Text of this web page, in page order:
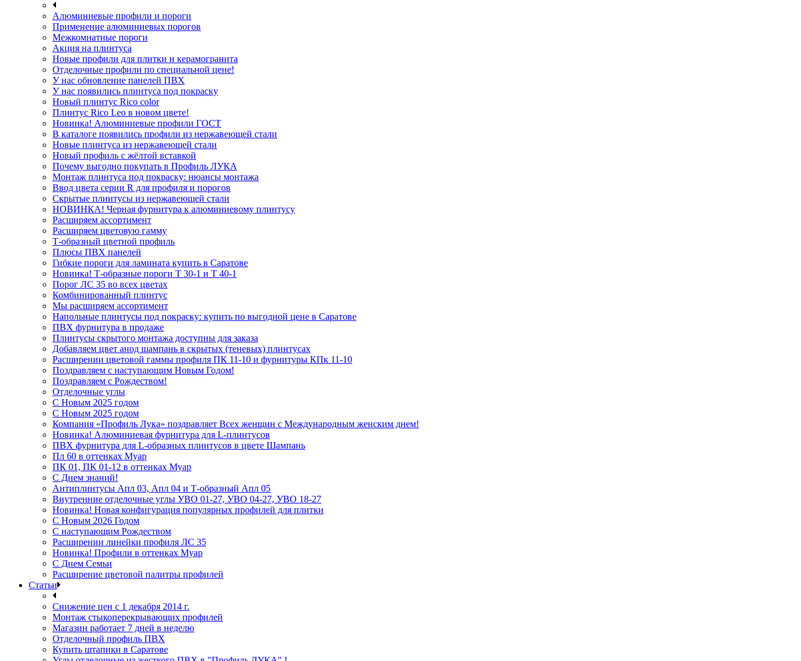
Алюминиевые профили и пороги
Применение алюминиевых порогов
Межкомнатные пороги
Акция на плинтуса
Новые профили для плитки и керамогранита
Отделочные профили по специальной цене!
У нас обновление панелей ПВХ
У нас появились плинтуса под покраску
Новый плинтус Rico color
Плинтус Rico Leo в новом цвете!
Новинка! Алюминиевые профили ГОСТ
В каталоге появились профили из нержавеющей стали
Новые плинтуса из нержавеющей стали
Новый профиль с жёлтой вставкой
Почему выгодно покупать в Профиль ЛУКА
Монтаж плинтуса под покраску: нюансы монтажа
Ввод цвета серии R для профиля и порогов
Скрытые плинтусы из нержавеющей стали
НОВИНКА! Черная фурнитура к алюминиевому плинтусу
Расширяем ассортимент
Расширяем цветовую гамму
Т-образный цветной профиль
Плюсы ПВХ панелей
Гибкие пороги для ламината купить в Саратове
Новинка! Т-образные пороги Т 30-1 и Т 40-1
Порог ЛС 35 во всех цветах
Комбинированный плинтус
Мы расширяем ассортимент
Напольные плинтусы под покраску: купить по выгодной цене в Саратове
ПВХ фурнитура в продаже
Плинтусы скрытого монтажа доступны для заказа
Добавляем цвет анод шампань в скрытых (теневых) плинтусах
Расширении цветовой гаммы профиля ПК 11-10 и фурнитуры КПк 11-10
Поздравляем с наступающим Новым Годом!
Поздравляем с Рождеством!
Отделочные углы
С Новым 2025 годом
С Новым 2025 годом
Компания «Профиль Лука» поздравляет Всех женщин с Международным женским днем!
Новинка! Алюминиевая фурнитура для L-плинтусов
ПВХ фурнитура для L-образных плинтусов в цвете Шампань
Пл 60 в оттенках Муар
ПК 01, ПК 01-12 в оттенках Муар
С Днем знаний!
Антиплинтусы Апл 03, Апл 04 и Т-образный Апл 05
Внутренние отделочные углы УВО 01-27, УВО 04-27, УВО 18-27
Новинка! Новая конфигурация популярных профилей для плитки
С Новым 2026 Годом
С наступающим Рождеством
Расширении линейки профиля ЛС 35
Новинка! Профили в оттенках Муар
С Днем Семьи
Расширение цветовой палитры профилей
Статьи
Снижение цен с 1 декабря 2014 г.
Монтаж стыкоперекрывающих профилей
Магазин работает 7 дней в неделю
Отделочный профиль ПВХ
Купить штапики в Саратове